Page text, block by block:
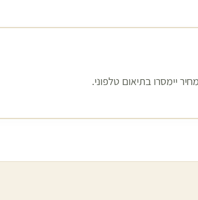
יימסרו בתיאום טלפוני.